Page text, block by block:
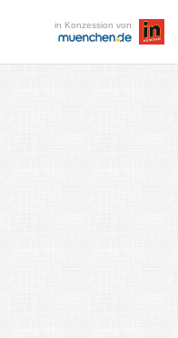
in Konzession von